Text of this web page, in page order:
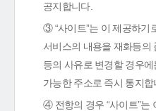
공지합니다.
③ “사이트”는 이 제공하기
서비스의 내용을 재화등의
등의 사유로 변경할 경우
가능한 주소로 즉시 통지합
④ 전항의 경우 “사이트”는